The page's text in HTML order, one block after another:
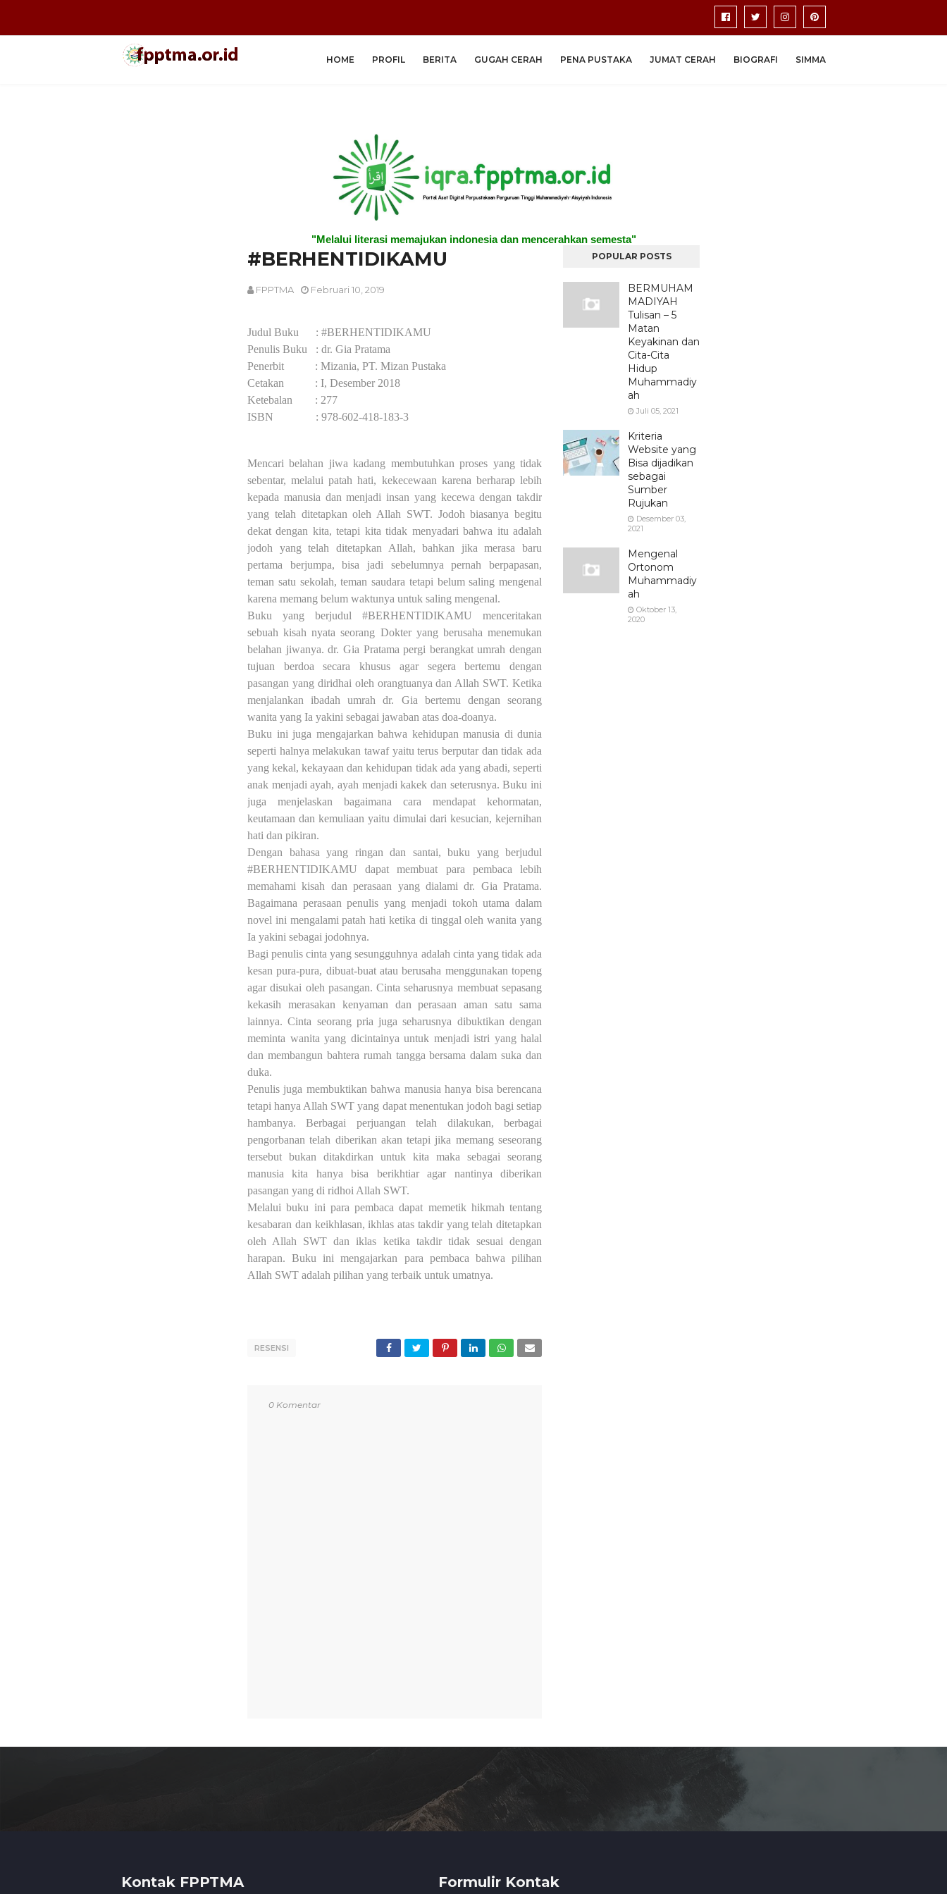
HOME PROFIL BERITA GUGAH CERAH PENA PUSTAKA JUMAT CERAH BIOGRAFI SIMMA
"Melalui literasi memajukan indonesia dan mencerahkan semesta"
#BERHENTIDIKAMU
FPPTMA Februari 10, 2019
Judul Buku
: #BERHENTIDIKAMU
Penulis Buku
: dr. Gia Pratama
Penerbit
: Mizania, PT. Mizan Pustaka
Cetakan
: I, Desember 2018
Ketebalan
: 277
ISBN
: 978-602-418-183-3
Mencari belahan jiwa kadang membutuhkan proses yang tidak
sebentar, melalui patah hati, kekecewaan karena berharap lebih
kepada manusia dan menjadi insan yang kecewa dengan takdir
yang telah ditetapkan oleh Allah SWT. Jodoh biasanya begitu
dekat dengan kita, tetapi kita tidak menyadari bahwa itu adalah
jodoh yang telah ditetapkan Allah, bahkan jika merasa baru
pertama berjumpa, bisa jadi sebelumnya pernah berpapasan,
teman satu sekolah, teman saudara tetapi belum saling mengenal
karena memang belum waktunya untuk saling mengenal.
Buku yang berjudul #BERHENTIDIKAMU menceritakan
sebuah kisah nyata seorang Dokter yang berusaha menemukan
belahan jiwanya. dr. Gia Pratama pergi berangkat umrah dengan
tujuan berdoa secara khusus agar segera bertemu dengan
pasangan yang diridhai oleh orangtuanya dan Allah SWT. Ketika
menjalankan ibadah umrah dr. Gia bertemu dengan seorang
wanita yang Ia yakini sebagai jawaban atas doa-doanya.
Buku ini juga mengajarkan bahwa kehidupan manusia di dunia
seperti halnya melakukan tawaf yaitu terus berputar dan tidak ada
yang kekal, kekayaan dan kehidupan tidak ada yang abadi, seperti
anak menjadi ayah, ayah menjadi kakek dan seterusnya. Buku ini
juga menjelaskan bagaimana cara mendapat kehormatan,
keutamaan dan kemuliaan yaitu dimulai dari kesucian, kejernihan
hati dan pikiran.
Dengan bahasa yang ringan dan santai, buku yang berjudul
#BERHENTIDIKAMU dapat membuat para pembaca lebih
memahami kisah dan perasaan yang dialami dr. Gia Pratama.
Bagaimana perasaan penulis yang menjadi tokoh utama dalam
novel ini mengalami patah hati ketika di tinggal oleh wanita yang
Ia yakini sebagai jodohnya.
Bagi penulis cinta yang sesungguhnya adalah cinta yang tidak ada
kesan pura-pura, dibuat-buat atau berusaha menggunakan topeng
agar disukai oleh pasangan. Cinta seharusnya membuat sepasang
kekasih merasakan kenyaman dan perasaan aman satu sama
lainnya. Cinta seorang pria juga seharusnya dibuktikan dengan
meminta wanita yang dicintainya untuk menjadi istri yang halal
dan membangun bahtera rumah tangga bersama dalam suka dan
duka.
Penulis juga membuktikan bahwa manusia hanya bisa berencana
tetapi hanya Allah SWT yang dapat menentukan jodoh bagi setiap
hambanya. Berbagai perjuangan telah dilakukan, berbagai
pengorbanan telah diberikan akan tetapi jika memang seseorang
tersebut bukan ditakdirkan untuk kita maka sebagai seorang
manusia kita hanya bisa berikhtiar agar nantinya diberikan
pasangan yang di ridhoi Allah SWT.
Melalui buku ini para pembaca dapat memetik hikmah tentang
kesabaran dan keikhlasan, ikhlas atas takdir yang telah ditetapkan
oleh Allah SWT dan iklas ketika takdir tidak sesuai dengan
harapan. Buku ini mengajarkan para pembaca bahwa pilihan
Allah SWT adalah pilihan yang terbaik untuk umatnya.
RESENSI
0 Komentar
POPULAR POSTS
BERMUHAM
MADIYAH
Tulisan – 5
Matan
Keyakinan dan
Cita-Cita
Hidup
Muhammadiy
ah
Juli 05, 2021
Kriteria
Website yang
Bisa dijadikan
sebagai
Sumber
Rujukan
Desember 03,
2021
Mengenal
Ortonom
Muhammadiy
ah
Oktober 13,
2020
Kontak FPPTMA Formulir Kontak